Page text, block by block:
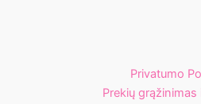
Privatumo
Prekių grąžinimas